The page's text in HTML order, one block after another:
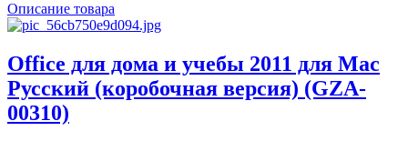
Описание товара
Office для дома и учебы 2011 для Mac
Русский (коробочная версия) (GZA-
00310)